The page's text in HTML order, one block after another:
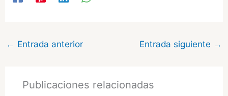
← Entrada anterior Entrada siguiente →
Publicaciones relacionadas